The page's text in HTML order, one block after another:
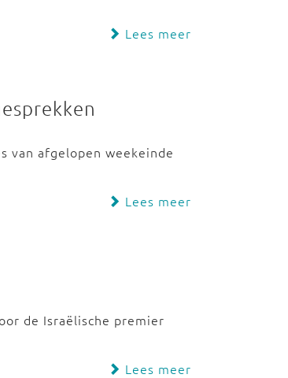
Lees meer
van afgelopen weekeinde
Lees meer
de Israëlische premier
Lees meer